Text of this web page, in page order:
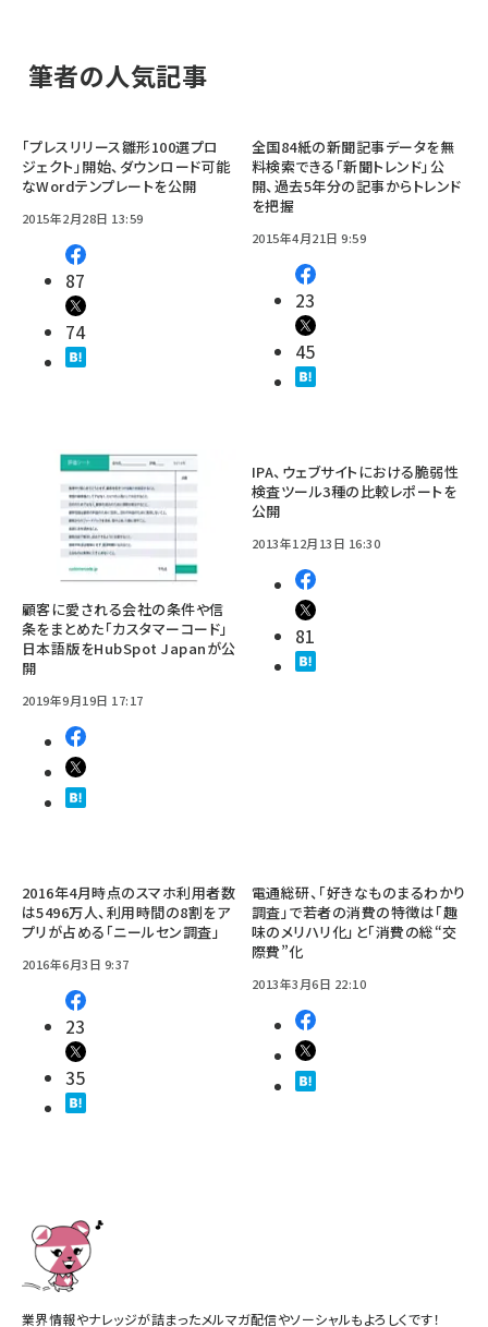
筆者の人気記事
「プレスリリース雛形100選プロ
ジェクト」開始、ダウンロード可能
なWordテンプレートを公開
2015年2月28日 13:59
87
74
全国84紙の新聞記事データを無
料検索できる「新聞トレンド」公
開、過去5年分の記事からトレンド
を把握
2015年4月21日 9:59
23
45
顧客に愛される会社の条件や信
条をまとめた「カスタマーコード」
日本語版をHubSpot Japanが公
開
2019年9月19日 17:17
IPA、ウェブサイトにおける脆弱性
検査ツール3種の比較レポートを
公開
2013年12月13日 16:30
81
2016年4月時点のスマホ利用者数
は5496万人、利用時間の8割をア
プリが占める「ニールセン調査」
2016年6月3日 9:37
23
35
電通総研、「好きなものまるわかり
調査」で若者の消費の特徴は「趣
味のメリハリ化」と「消費の総“交
際費”化
2013年3月6日 22:10
業界情報やナレッジが詰まったメルマガ配信やソーシャルもよろしくです！